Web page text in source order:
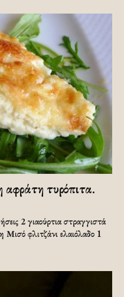
αφράτη τυρόπιτα.
2 γιαούρτια στραγγιστά
φλιτζάνι ελαιόλαδο 1